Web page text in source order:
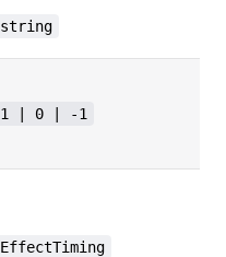
string
1 | 0 | -1
EffectTiming